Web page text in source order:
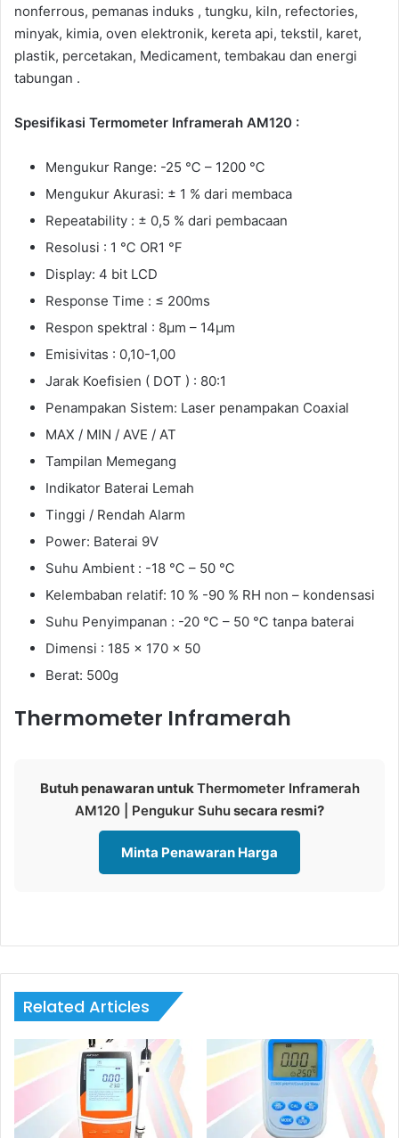
nonferrous, pemanas induks , tungku, kiln, refectories,
minyak, kimia, oven elektronik, kereta api, tekstil, karet,
plastik, percetakan, Medicament, tembakau dan energi
tabungan .
Spesifikasi Termometer Inframerah AM120 :
Mengukur Range: -25 ℃ – 1200 ℃
Mengukur Akurasi: ± 1 % dari membaca
Repeatability : ± 0,5 % dari pembacaan
Resolusi : 1 ℃ OR1 ℉
Display: 4 bit LCD
Response Time : ≤ 200ms
Respon spektral : 8μm – 14μm
Emisivitas : 0,10-1,00
Jarak Koefisien ( DOT ) : 80:1
Penampakan Sistem: Laser penampakan Coaxial
MAX / MIN / AVE / AT
Tampilan Memegang
Indikator Baterai Lemah
Tinggi / Rendah Alarm
Power: Baterai 9V
Suhu Ambient : -18 ℃ – 50 ℃
Kelembaban relatif: 10 % -90 % RH non – kondensasi
Suhu Penyimpanan : -20 ℃ – 50 ℃ tanpa baterai
Dimensi : 185 × 170 × 50
Berat: 500g
Thermometer Inframerah
Butuh penawaran untukThermometer Inframerah
AM120 | Pengukur Suhusecara resmi?
Minta Penawaran Harga
Related Articles